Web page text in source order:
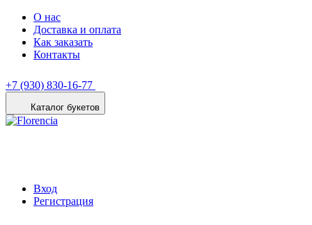
О нас
Доставка и оплата
Как заказать
Контакты
+7 (930) 830-16-77
Каталог букетов
Вход
Регистрация